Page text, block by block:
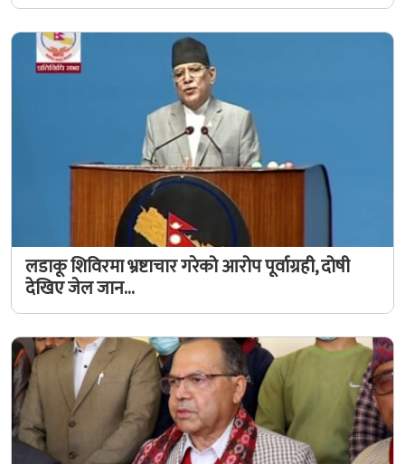
लडाकू शिविरमा भ्रष्टाचार गरेको आरोप पूर्वाग्रही, दोषी
देखिए जेल जान…